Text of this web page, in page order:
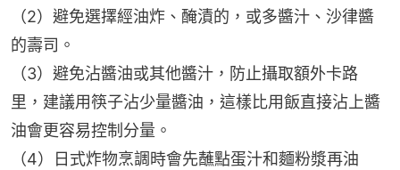
（2）避免選擇經油炸、醃漬的，或多醬汁、沙律醬
的壽司。
（3）避免沾醬油或其他醬汁，防止攝取額外卡路
里，建議用筷子沾少量醬油，這樣比用飯直接沾上醬
油會更容易控制分量。
（4）日式炸物烹調時會先蘸點蛋汁和麵粉漿再油